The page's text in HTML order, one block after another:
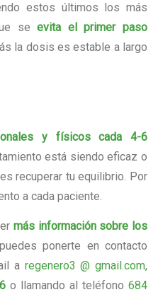
estos últimos los más
seevita el primer paso
la dosis es estable a largo
y físicos cada 4-6
está siendo eficaz o
recuperar tu equilibrio. Por
a cada paciente.
más información sobre los
puedes ponerte en contacto
a regenero3 @ gmail.com,
o llamando al teléfono 684